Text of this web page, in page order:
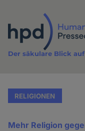
Inhalt
Der säkulare Blick
RELIGIONEN
Mehr Religion